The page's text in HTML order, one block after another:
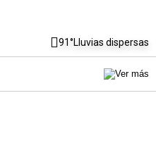
91°Lluvias dispersas